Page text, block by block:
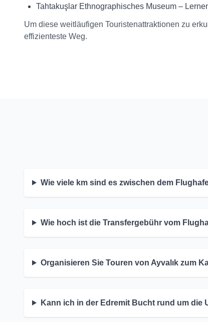
Tahtakuşlar Ethnographisches Museum –
Um diese weitläufigen Touristenattraktionen zu
effizienteste Weg.
Wie viele km sind es zwischen dem
Wie hoch ist die Transfergebühr vom
Organisieren Sie Touren von Ayvalık zum
Kann ich in der Edremit Bucht rund um die